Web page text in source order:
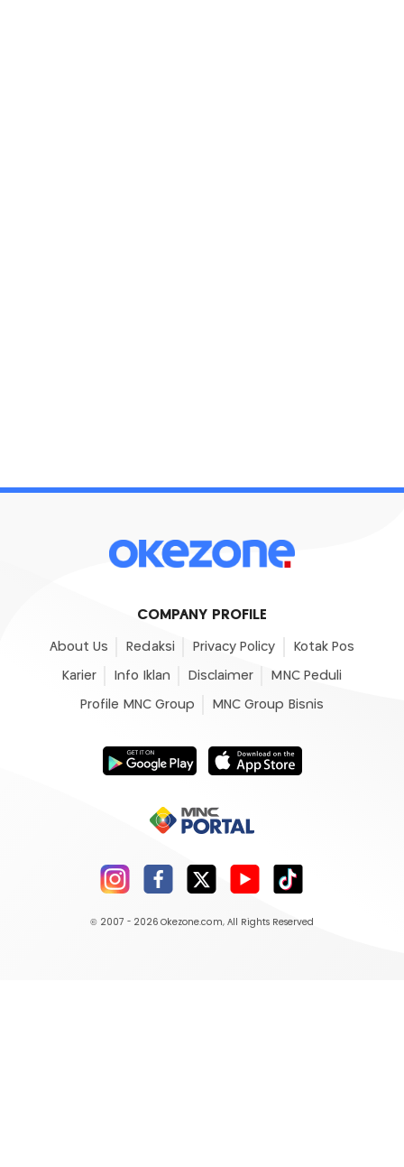
COMPANY PROFILE
About Us Redaksi Privacy Policy Kotak Pos
Karier Info Iklan Disclaimer MNC Peduli
Profile MNC Group MNC Group Bisnis
© 2007 - 2026 Okezone.com, All Rights Reserved